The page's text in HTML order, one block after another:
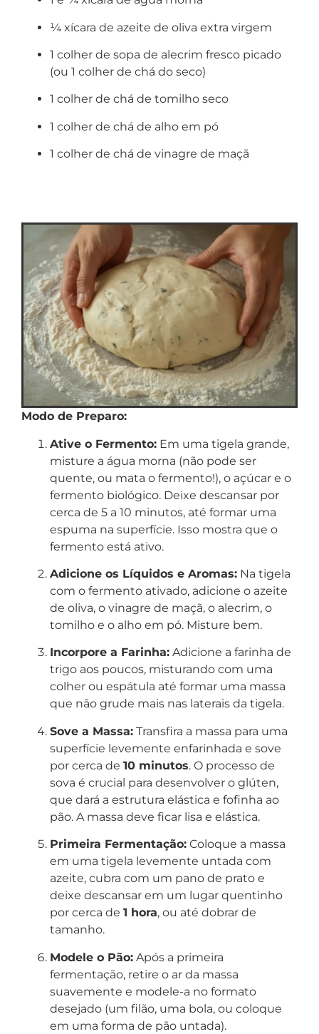
¼ xícara de azeite de oliva extra virgem
1 colher de sopa de alecrim fresco picado
(ou 1 colher de chá do seco)
1 colher de chá de tomilho seco
1 colher de chá de alho em pó
1 colher de chá de vinagre de maçã
Modo de Preparo:
Ative o Fermento: Em uma tigela grande,
misture a água morna (não pode ser
quente, ou mata o fermento!), o açúcar e o
fermento biológico. Deixe descansar por
cerca de 5 a 10 minutos, até formar uma
espuma na superfície. Isso mostra que o
fermento está ativo.
Adicione os Líquidos e Aromas: Na tigela
com o fermento ativado, adicione o azeite
de oliva, o vinagre de maçã, o alecrim, o
tomilho e o alho em pó. Misture bem.
Incorpore a Farinha: Adicione a farinha de
trigo aos poucos, misturando com uma
colher ou espátula até formar uma massa
que não grude mais nas laterais da tigela.
Sove a Massa: Transfira a massa para uma
superfície levemente enfarinhada e sove
por cerca de 10 minutos. O processo de
sova é crucial para desenvolver o glúten,
que dará a estrutura elástica e fofinha ao
pão. A massa deve ficar lisa e elástica.
Primeira Fermentação: Coloque a massa
em uma tigela levemente untada com
azeite, cubra com um pano de prato e
deixe descansar em um lugar quentinho
por cerca de 1 hora, ou até dobrar de
tamanho.
Modele o Pão: Após a primeira
fermentação, retire o ar da massa
suavemente e modele-a no formato
desejado (um filão, uma bola, ou coloque
em uma forma de pão untada).